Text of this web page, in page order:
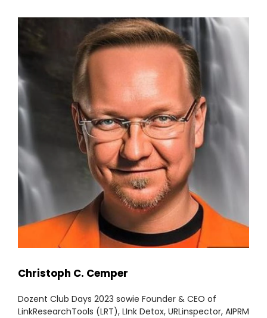
Christoph C. Cemper
Dozent Club Days 2023 sowie Founder & CEO of
LinkResearchTools (LRT), LInk Detox, URLinspector, AIPRM